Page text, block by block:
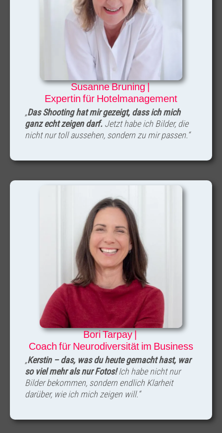
Susanne Bruning |
Expertin für Hotelmanagement
„Das Shooting hat mir gezeigt, dass ich mich
ganz echt zeigen darf. Jetzt habe ich Bilder, die
nicht nur toll aussehen, sondern zu mir passen.“
Bori Tarpay |
Coach für Neurodiversität im Business
„Kerstin – das, was du heute gemacht hast, war
so viel mehr als nur Fotos!Ich habe nicht nur
Bilder bekommen, sondern endlich Klarheit
darüber, wie ich mich zeigen will.“